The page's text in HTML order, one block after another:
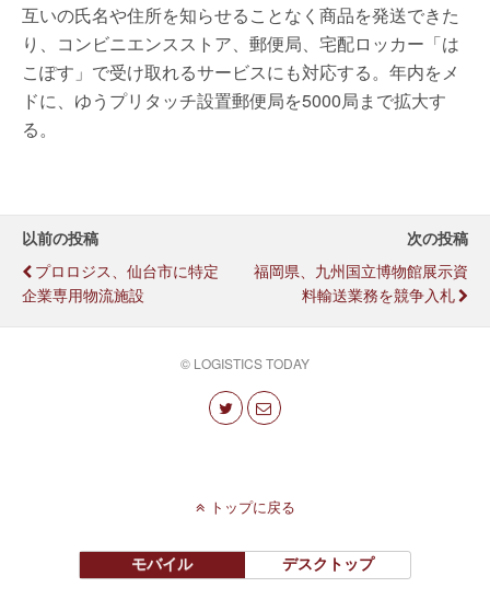
互いの氏名や住所を知らせることなく商品を発送できた
り、コンビニエンスストア、郵便局、宅配ロッカー「は
こぽす」で受け取れるサービスにも対応する。年内をメ
ドに、ゆうプリタッチ設置郵便局を5000局まで拡大す
る。
以前の投稿
プロロジス、仙台市に特定
企業専用物流施設
次の投稿
福岡県、九州国立博物館展示資
料輸送業務を競争入札
© LOGISTICS TODAY
トップに戻る
モバイル デスクトップ